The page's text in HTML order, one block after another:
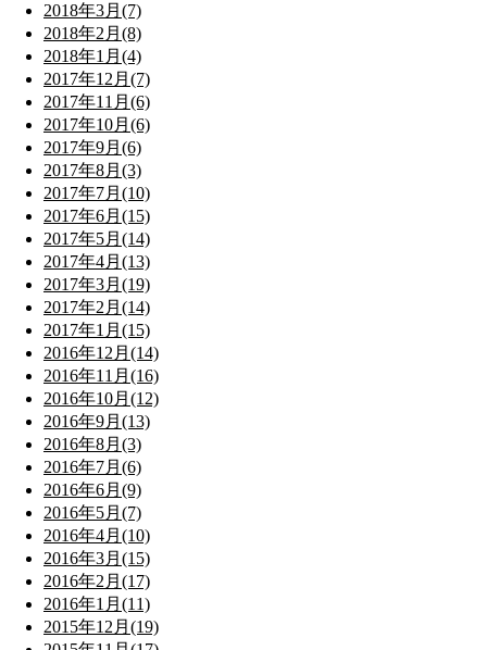
2018年3月(7)
2018年2月(8)
2018年1月(4)
2017年12月(7)
2017年11月(6)
2017年10月(6)
2017年9月(6)
2017年8月(3)
2017年7月(10)
2017年6月(15)
2017年5月(14)
2017年4月(13)
2017年3月(19)
2017年2月(14)
2017年1月(15)
2016年12月(14)
2016年11月(16)
2016年10月(12)
2016年9月(13)
2016年8月(3)
2016年7月(6)
2016年6月(9)
2016年5月(7)
2016年4月(10)
2016年3月(15)
2016年2月(17)
2016年1月(11)
2015年12月(19)